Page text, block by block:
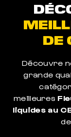
DE
Découvre
grande
meilleures
liquides au